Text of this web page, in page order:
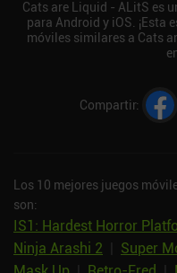
Cats are Liquid - ALitS es
para Android y iOS. ¡Esta
móviles similares a Cats
Compartir:
Los 10 mejores juegos
son:
IS1: Hardest Horror
Ninja Arashi 2
Super